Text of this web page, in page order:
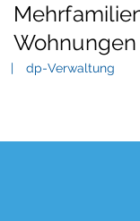
Wohnungen
dp-Verwaltung